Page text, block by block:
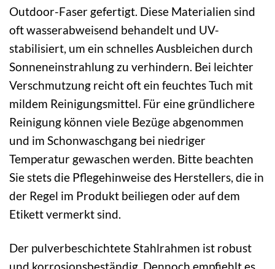
Outdoor-Faser gefertigt. Diese Materialien sind
oft wasserabweisend behandelt und UV-
stabilisiert, um ein schnelles Ausbleichen durch
Sonneneinstrahlung zu verhindern. Bei leichter
Verschmutzung reicht oft ein feuchtes Tuch mit
mildem Reinigungsmittel. Für eine gründlichere
Reinigung können viele Bezüge abgenommen
und im Schonwaschgang bei niedriger
Temperatur gewaschen werden. Bitte beachten
Sie stets die Pflegehinweise des Herstellers, die in
der Regel im Produkt beiliegen oder auf dem
Etikett vermerkt sind.
Der pulverbeschichtete Stahlrahmen ist robust
und korrosionsbeständig. Dennoch empfiehlt es